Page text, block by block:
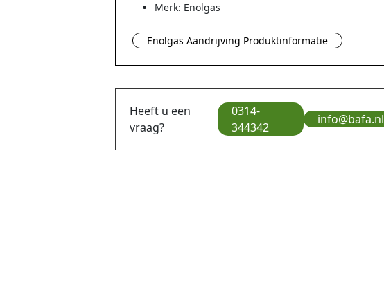
Merk: Enolgas
Enolgas Aandrijving Produktinformatie
Heeft u een
vraag?
0314-
344342
info@bafa.nl